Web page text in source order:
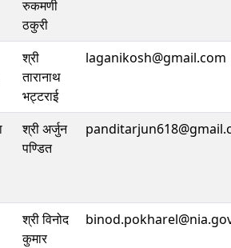
रुकमणी
ठकुरी
श्री
तारानाथ
भट्टराई
laganikosh@gmail.com
श्री अर्जुन
पण्डित
श्री विनोद
कुमार